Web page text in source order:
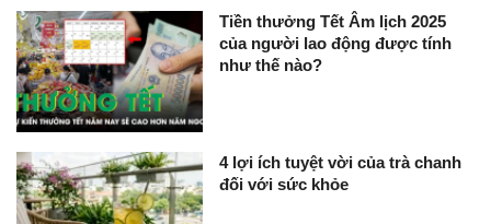
Tiền thưởng Tết Âm lịch 2025
của người lao động được tính
như thế nào?
4 lợi ích tuyệt vời của trà chanh
đối với sức khỏe